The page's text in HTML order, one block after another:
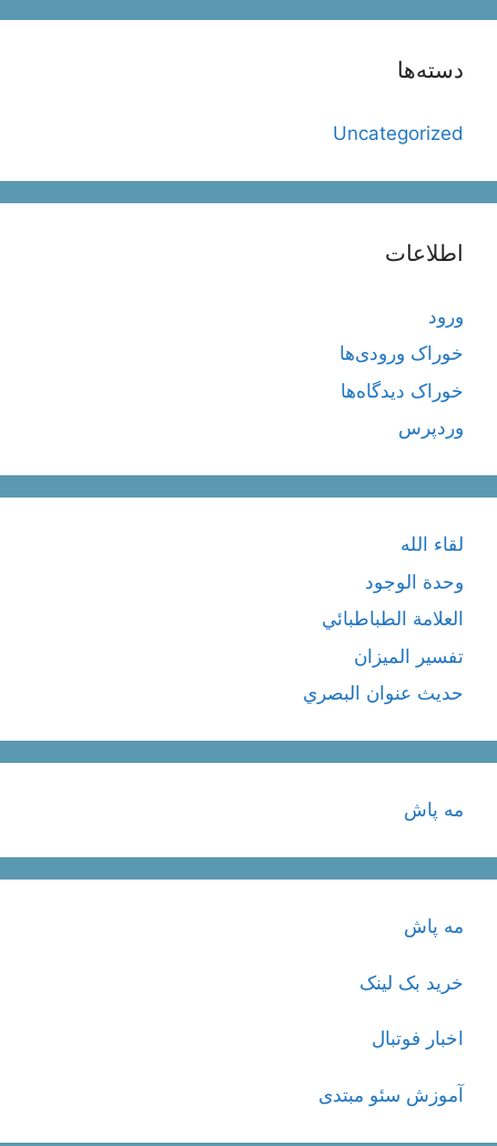
دسته‌ها
Uncategorized
اطلاعات
ورود
خوراک ورودی‌ها
خوراک دیدگاه‌ها
وردپرس
لقاء الله
وحدة الوجود
العلامة الطباطبائي
تفسير الميزان
حديث عنوان البصري
مه پاش
مه پاش
خرید بک لینک
اخبار فوتبال
آموزش سئو مبتدی